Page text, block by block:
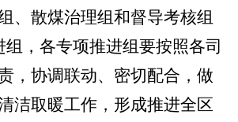
、散煤治理组和督导考核组
组，各专项推进组要按照各司
，协调联动、密切配合，做
洁取暖工作，形成推进全区